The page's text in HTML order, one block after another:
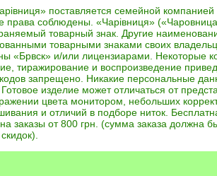
поставляется семейной компанией
права соблюдены. «Чарівниця»
товарный знак. Другие
товарными знаками своих
«Брвск» и/или лицензиарами. Некоторые
тиражирование и воспроизведение
кодов запрещено. Никакие персональные
изделие может отличаться от
цвета монитором, небольших
и отличий в подборе ниток.
заказы от 800 грн. (сумма заказа должна